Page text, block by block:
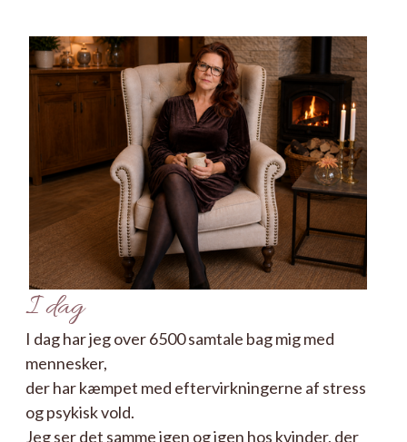
I dag
I dag har jeg over 6500 samtale bag mig med
mennesker,
der har kæmpet med eftervirkningerne af stress
og psykisk vold.
Jeg ser det samme igen og igen hos kvinder, der